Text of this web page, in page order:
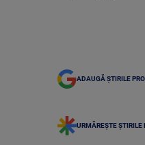
ADAUGĂ ȘTIRILE
URMĂREȘTE ȘTIRILE